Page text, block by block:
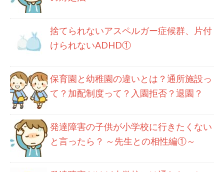
捨てられないアスペルガー症候群、片付
けられないADHD①
保育園と幼稚園の違いとは？通所施設っ
て？加配制度って？入園拒否？退園？
発達障害の子供が小学校に行きたくない
と言ったら？ ～先生との相性編①～